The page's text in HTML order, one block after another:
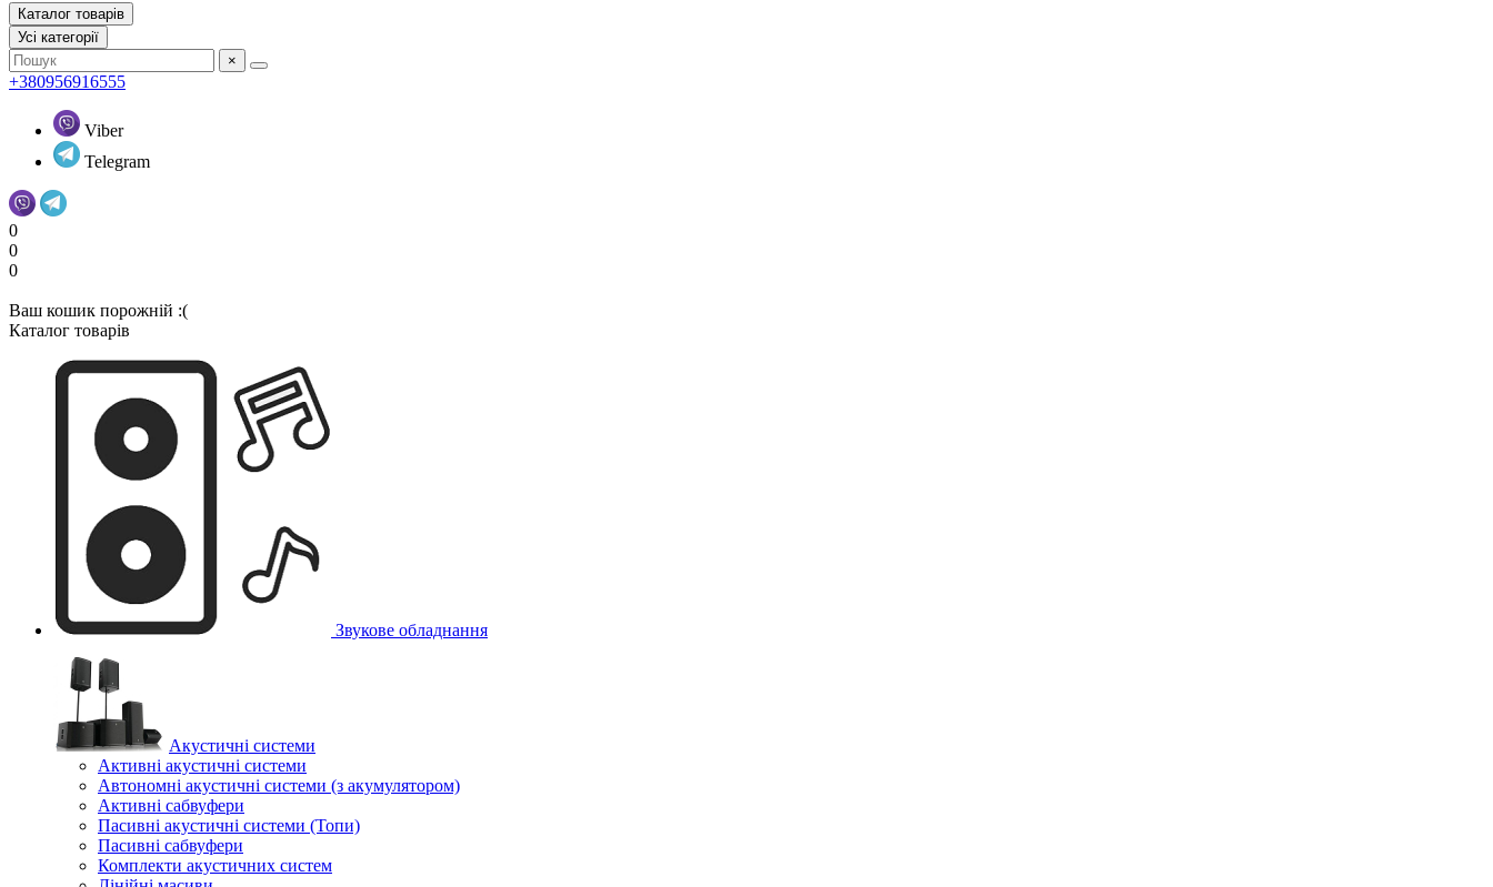
Каталог товарів
Усi категорії
×
+380956916555
Viber
Telegram
0
0
0
Ваш кошик порожній :(
Каталог товарів
Звукове обладнання
Акустичні системи
Активні акустичні системи
Автономні акустичні системи (з акумулятором)
Активні сабвуфери
Пасивні акустичні системи (Топи)
Пасивні сабвуфери
Комплекти акустичних систем